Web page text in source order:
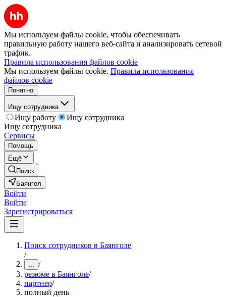
Мы используем файлы cookie, чтобы обеспечивать
правильную работу нашего веб-сайта и анализировать сетевой
трафик.
Правила использования файлов cookie
Мы используем файлы cookie. Правила использования
файлов cookie
Понятно
Ищу сотрудника
Ищу работу
Ищу сотрудника
Ищу сотрудника
Сервисы
Помощь
Ещё
Поиск
Баянгол
Войти
Войти
Зарегистрироваться
Поиск сотрудников в Баянголе
/
... /
резюме в Баянголе/
партнер/
полный день